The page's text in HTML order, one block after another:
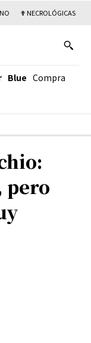
✟ NECROLÓGICAS
Blue Compra
pero